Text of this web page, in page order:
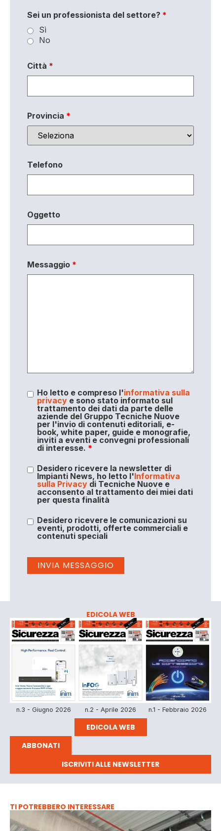
Sei un professionista del settore? *
Sì
No
Città *
Provincia *
Telefono
Oggetto
Messaggio *
Ho letto e compreso l'informativa sulla
privacye sono stato informato sul
trattamento dei dati da parte delle
aziende del Gruppo Tecniche Nuove
per l'invio di contenuti editoriali, e-
book, white paper, guide e monografie,
inviti a eventi e convegni professionali
di interesse. *
Desidero ricevere la newsletter di
Impianti News, ho letto l'Informativa
sulla Privacydi Tecniche Nuove e
acconsento al trattamento dei miei dati
per questa finalità
Desidero ricevere le comunicazioni su
eventi, prodotti, offerte commerciali e
contenuti speciali
EDICOLA WEB
n.3 - Giugno 2026 n.2 - Aprile 2026 n.1 - Febbraio 2026
EDICOLA WEB
ABBONATI
ISCRIVITI ALLE NEWSLETTER
TI POTREBBERO INTERESSARE